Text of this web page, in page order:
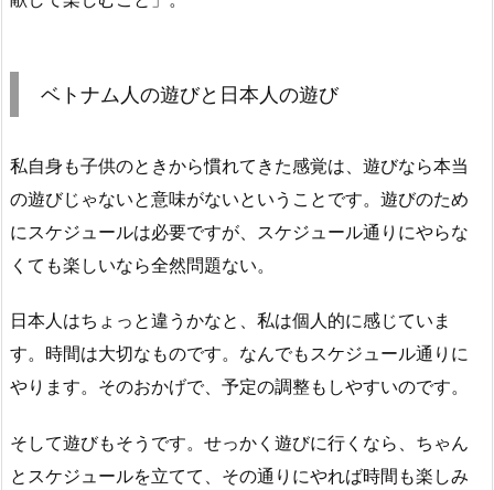
ベトナム人の遊びと日本人の遊び
私自身も子供のときから慣れてきた感覚は、遊びなら本当
の遊びじゃないと意味がないということです。遊びのため
にスケジュールは必要ですが、スケジュール通りにやらな
くても楽しいなら全然問題ない。
日本人はちょっと違うかなと、私は個人的に感じていま
す。時間は大切なものです。なんでもスケジュール通りに
やります。そのおかげで、予定の調整もしやすいのです。
そして遊びもそうです。せっかく遊びに行くなら、ちゃん
とスケジュールを立てて、その通りにやれば時間も楽しみ